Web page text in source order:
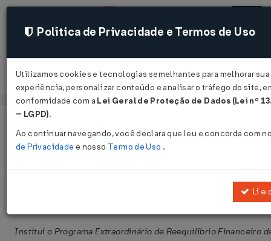
Acessar
Publicado no DOU em 4 mai 2026
Institui o Programa Extraordinário de Reequilíbrio Financeiro
Política de Privacidade e Termos de Uso
Utilizamos cookies e tecnologias semelhantes para melhorar sua
experiência, personalizar conteúdo e analisar o tráfego do site,
conformidade com a Lei Geral de Proteção de Dados (Lei nº
– LGPD).
Ao continuar navegando, você declara que leu e concorda com
de Privacidade e nosso Termo de Uso .
Li e